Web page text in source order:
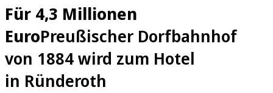
Für 4,3 Millionen
EuroPreußischer Dorfbahnhof
von 1884 wird zum Hotel
in Ründeroth